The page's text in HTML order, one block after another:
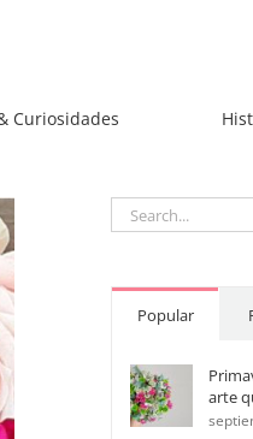
Curiosidades
Search
for:
Popular
arte